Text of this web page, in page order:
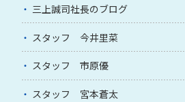
三上誠司社長のブログ
スタッフ 今井里菜
スタッフ 市原優
スタッフ 宮本蒼太